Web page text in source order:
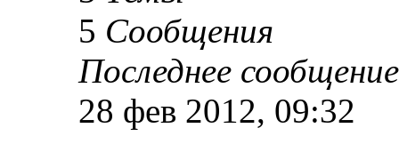
5 Сообщения
Последнее сообщение
28 фев 2012, 09:32